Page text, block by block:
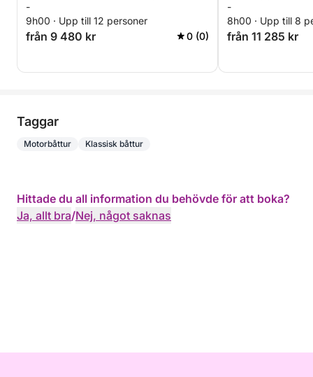
-
9h00 · Upp till 12 personer
från 9 480 kr 0 (0)
naturreservat
-
8h00 · Upp till 8
från 11 285 kr
Taggar
Motorbåttur Klassisk båttur
Hittade du all information du behövde för att boka?
Ja, allt bra/Nej, något saknas